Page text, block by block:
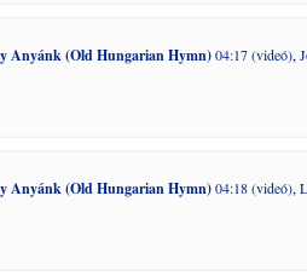
Anyánk (Old Hungarian Hymn)04:17 (videó),
Anyánk (Old Hungarian Hymn)04:18 (videó),